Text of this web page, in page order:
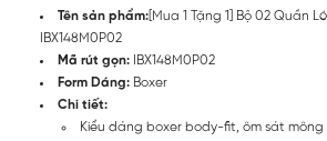
Tên sản phẩm: [Mua 1 Tặng 1] Bộ 02 Quần
IBX148M0P02
Mã rút gọn: IBX148M0P02
Form Dáng: Boxer
Chi tiết:
Kiểu dáng boxer body-fit, ôm sát